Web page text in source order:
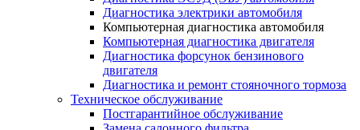
Диагностика электрики автомобиля
Компьютерная диагностика автомобиля
Компьютерная диагностика двигателя
Диагностика форсунок бензинового
двигателя
Диагностика и ремонт стояночного тормоза
Техническое обслуживание
Постгарантийное обслуживание